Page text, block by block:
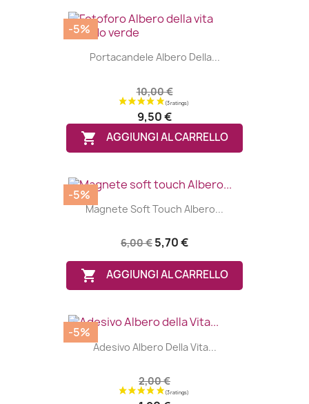
Portacandele Albero Della...
10,00 €
9,50 €
 AGGIUNGI AL CARRELLO
-5%
Magnete Soft Touch Albero...
6,00 € 5,70 €
 AGGIUNGI AL CARRELLO
-5%
Adesivo Albero Della Vita...
2,00 €
-5%